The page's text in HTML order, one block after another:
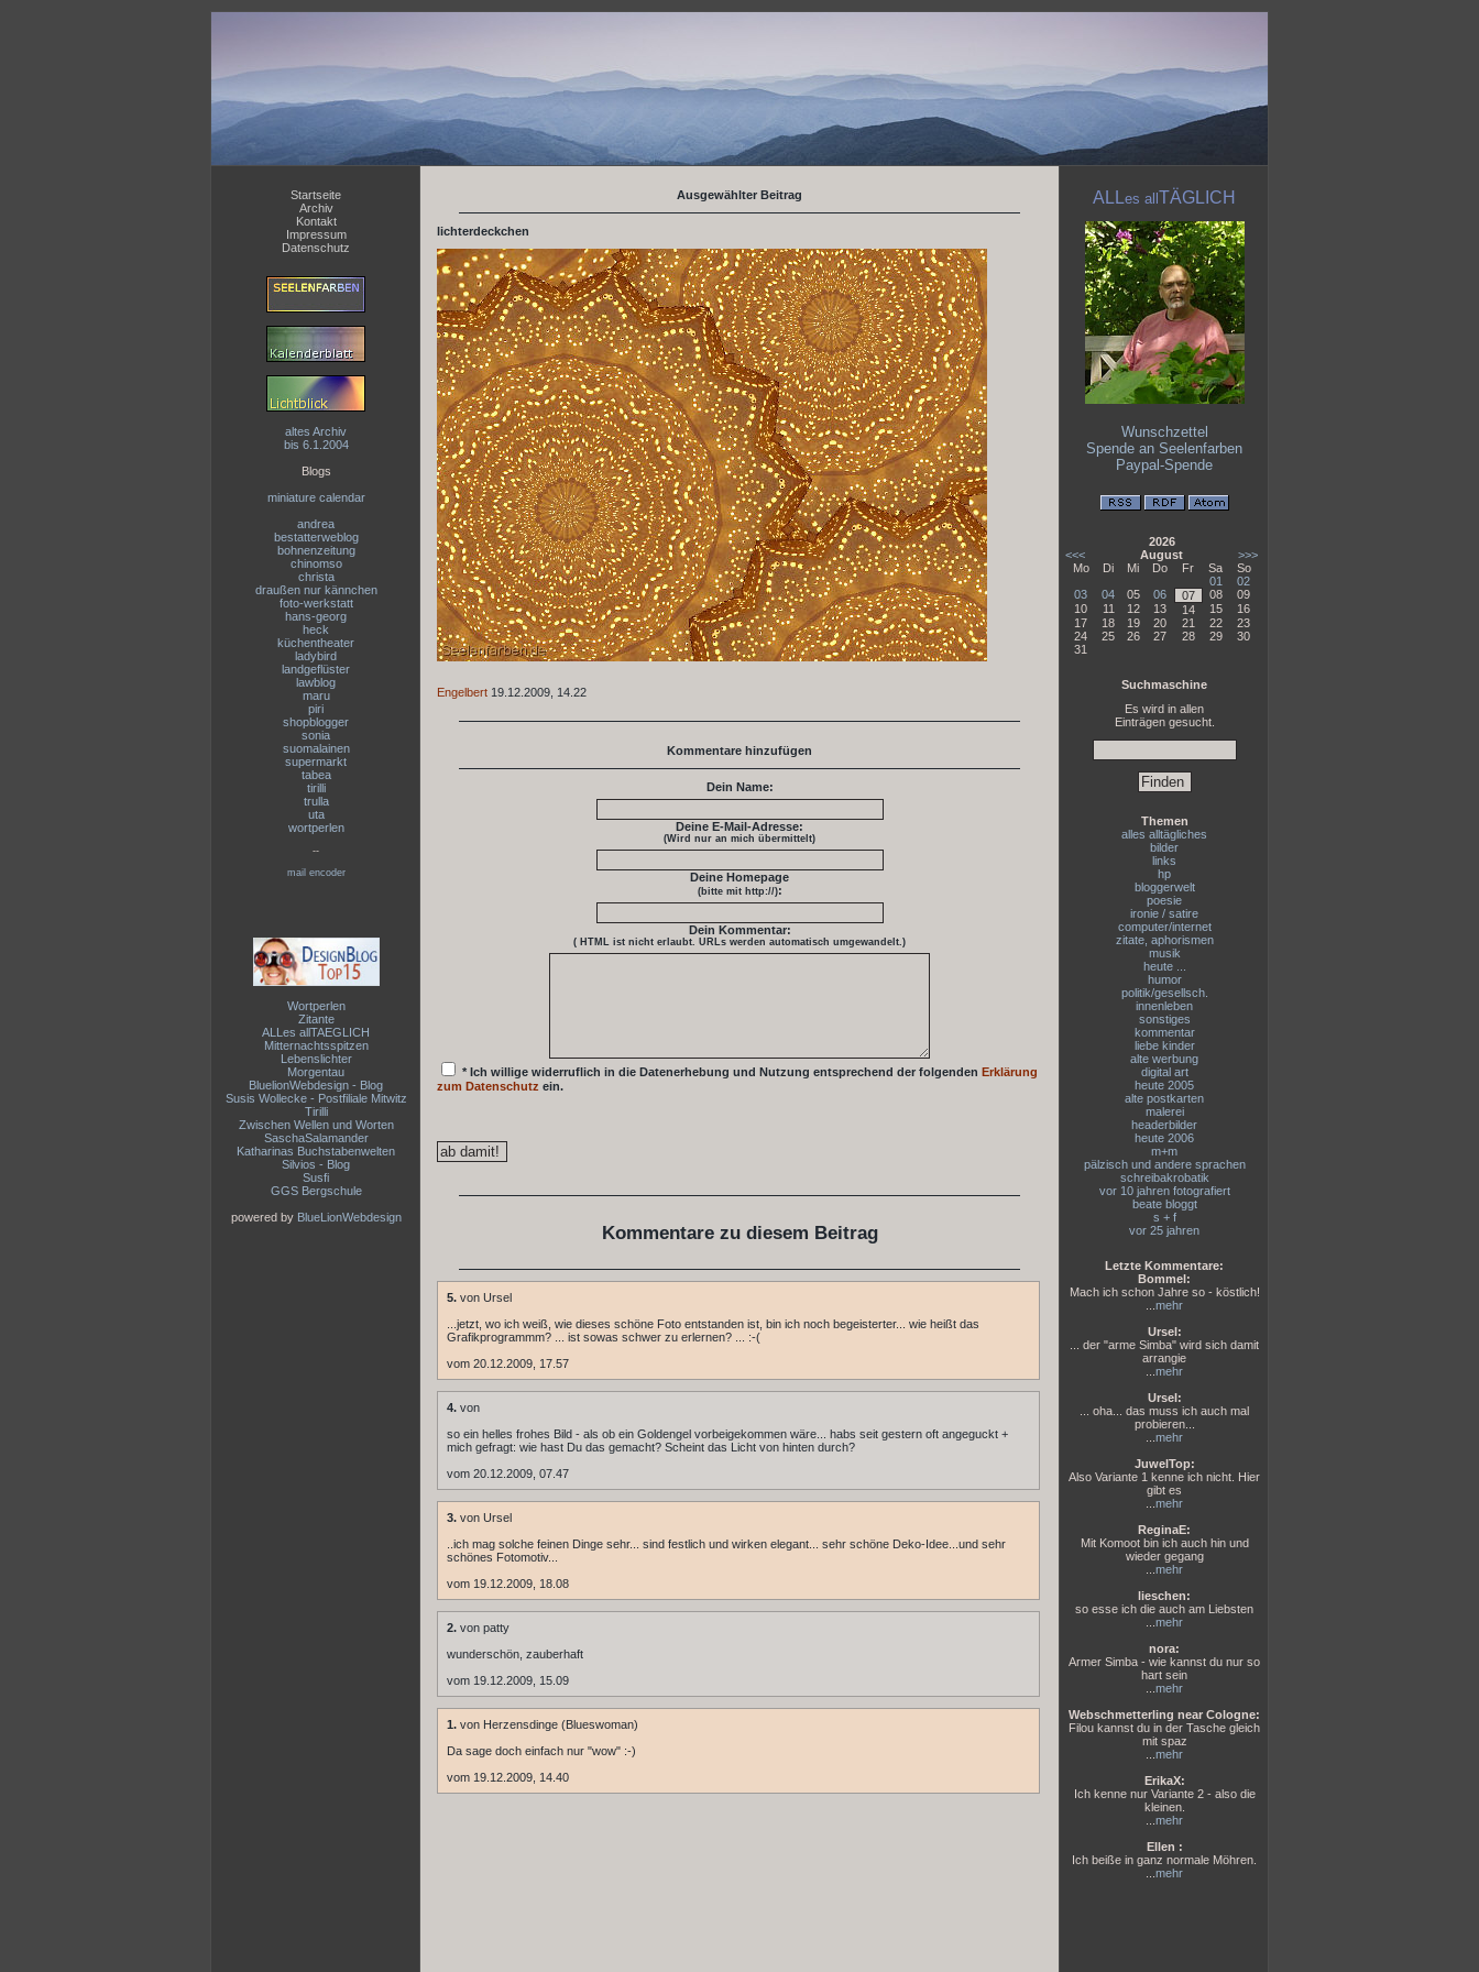
Startseite
Archiv
Kontakt
Impressum
Datenschutz
altes Archiv
bis 6.1.2004
Blogs
miniature calendar
andrea
bestatterweblog
bohnenzeitung
chinomso
christa
draußen nur kännchen
foto-werkstatt
hans-georg
heck
küchentheater
ladybird
landgeflüster
lawblog
maru
piri
shopblogger
sonia
suomalainen
supermarkt
tabea
tirilli
trulla
uta
wortperlen
--
mail encoder
Wortperlen
Zitante
ALLes allTAEGLICH
Mitternachtsspitzen
Lebenslichter
Morgentau
BluelionWebdesign - Blog
Susis Wollecke - Postfiliale Mitwitz
Tirilli
Zwischen Wellen und Worten
SaschaSalamander
Katharinas Buchstabenwelten
Silvios - Blog
Susfi
GGS Bergschule
powered by BlueLionWebdesign
Ausgewählter Beitrag
lichterdeckchen
Engelbert 19.12.2009, 14.22
Kommentare hinzufügen
Dein Name:
Deine E-Mail-Adresse:
(Wird nur an mich übermittelt)
Deine Homepage
(bitte mit http://):
Dein Kommentar:
( HTML ist nicht erlaubt. URLs werden automatisch umgewandelt.)
* Ich willige widerruflich in die Datenerhebung und Nutzung entsprechend der folgenden Erklärung
zum Datenschutz ein.
Kommentare zu diesem Beitrag
5. von Ursel
...jetzt, wo ich weiß, wie dieses schöne Foto entstanden ist, bin ich noch begeisterter... wie heißt das
Grafikprogrammm? ... ist sowas schwer zu erlernen? ... :-(
vom 20.12.2009, 17.57
4. von
so ein helles frohes Bild - als ob ein Goldengel vorbeigekommen wäre... habs seit gestern oft angeguckt +
mich gefragt: wie hast Du das gemacht? Scheint das Licht von hinten durch?
vom 20.12.2009, 07.47
3. von Ursel
..ich mag solche feinen Dinge sehr... sind festlich und wirken elegant... sehr schöne Deko-Idee...und sehr
schönes Fotomotiv...
vom 19.12.2009, 18.08
2. von patty
wunderschön, zauberhaft
vom 19.12.2009, 15.09
1. von Herzensdinge (Blueswoman)
Da sage doch einfach nur "wow" :-)
vom 19.12.2009, 14.40
ALLes all TÄGLICH
Wunschzettel
Spende an Seelenfarben
Paypal-Spende
2026
<<<
August
>>>
Mo
Di Mi Do Fr Sa
So
01
02
03
04 05 06 07 08
09
10
11 12 13 14 15
16
17
18 19 20 21 22
23
24
25 26 27 28 29
30
31
Suchmaschine
Es wird in allen
Einträgen gesucht.
Themen
alles alltägliches
bilder
links
hp
bloggerwelt
poesie
ironie / satire
computer/internet
zitate, aphorismen
musik
heute ...
humor
politik/gesellsch.
innenleben
sonstiges
kommentar
liebe kinder
alte werbung
digital art
heute 2005
alte postkarten
malerei
headerbilder
heute 2006
m+m
pälzisch und andere sprachen
schreibakrobatik
vor 10 jahren fotografiert
beate bloggt
s + f
vor 25 jahren
Letzte Kommentare:
Bommel:
Mach ich schon Jahre so - köstlich!
mehr
Ursel:
... der "arme Simba" wird sich damit
arrangie
mehr
Ursel:
... oha... das muss ich auch mal
probieren...
mehr
JuwelTop:
Also Variante 1 kenne ich nicht. Hier
gibt es
mehr
ReginaE:
Mit Komoot bin ich auch hin und
wieder gegang
mehr
lieschen:
so esse ich die auch am Liebsten
mehr
nora:
Armer Simba - wie kannst du nur so
hart sein
mehr
Webschmetterling near Cologne:
Filou kannst du in der Tasche gleich
mit spaz
mehr
ErikaX:
Ich kenne nur Variante 2 - also die
kleinen.
mehr
Ellen :
Ich beiße in ganz normale Möhren.
mehr